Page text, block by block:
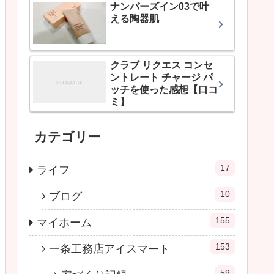
ナンバーズイン03で叶
える陶器肌
クラブ リクエス コンセ
ントレート チャージ パ
ッチを使った感想【口コ
ミ】
カテゴリー
ライフ 17
ブログ 10
マイホーム 155
一条工務店アイスマート 153